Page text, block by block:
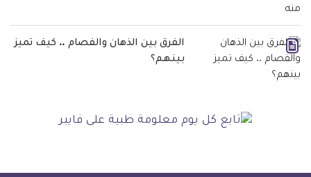
الفرق بين الذهان والفصام .. كيف تميز
بينهم؟